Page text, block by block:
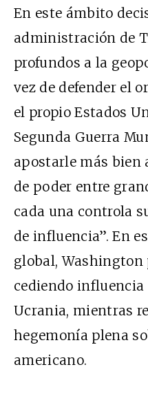
En este ámbito
administración de
profundos a la
vez de defender el
el propio Estados
Segunda Guerra
apostarle más bien
de poder entre
cada una controla
de influencia”. En
global, Washington
cediendo influencia
Ucrania, mientras
hegemonía plena
americano.